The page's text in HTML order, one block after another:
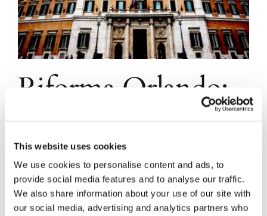
This website uses cookies
We use cookies to personalise content and ads, to
provide social media features and to analyse our traffic.
We also share information about your use of our site with
our social media, advertising and analytics partners who
Riforma Orlando:
procedibilità a
querela di parte